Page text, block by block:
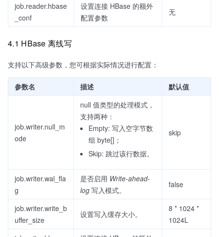
job.reader.hbase
_conf
设置连接 HBase 的额外
配置参数
无
4.1 HBase 离线写
支持以下高级参数，您可根据实际情况进行配置：
参数名 描述 默认值
job.writer.null_m
ode
null 值类型的处理模式，
支持两种：
Empty: 写入空字节数
组 byte[]；
Skip: 跳过该行数据。
skip
job.writer.wal_fla
g
是否启用 Write-ahead-
log 写入模式。
false
job.writer.write_b
uffer_size
设置写入缓存大小。
8 * 1024 *
1024L